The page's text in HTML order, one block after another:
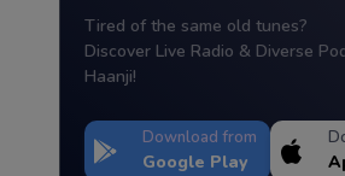
Tired of the same old tunes?
Discover Live Radio & Diverse
Haanji!
Download from
Google Play